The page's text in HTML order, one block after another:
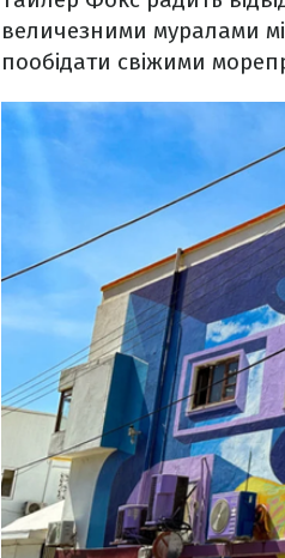
величезними муралами
пообідати свіжими